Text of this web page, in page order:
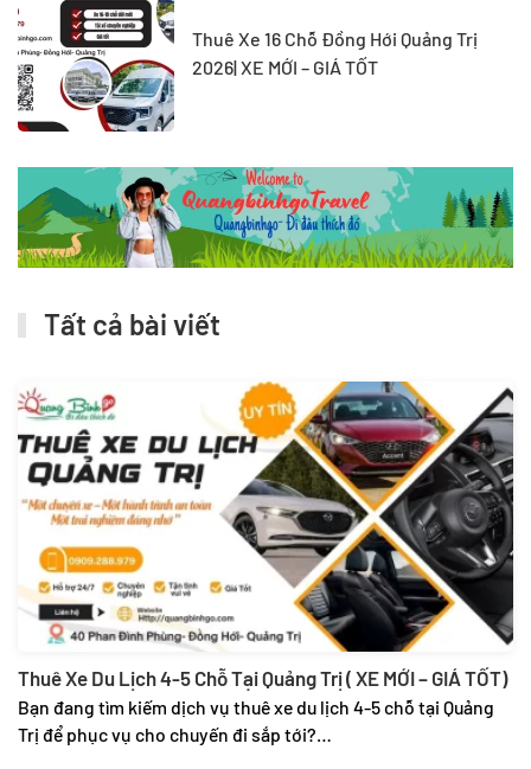
Thuê Xe 16 Chỗ Đồng Hới Quảng Trị
2026| XE MỚI – GIÁ TỐT
Tất cả bài viết
Thuê Xe Du Lịch 4-5 Chỗ Tại Quảng Trị ( XE MỚI – GIÁ TỐT)
Bạn đang tìm kiếm dịch vụ thuê xe du lịch 4-5 chỗ tại Quảng
Trị để phục vụ cho chuyến đi sắp tới?…